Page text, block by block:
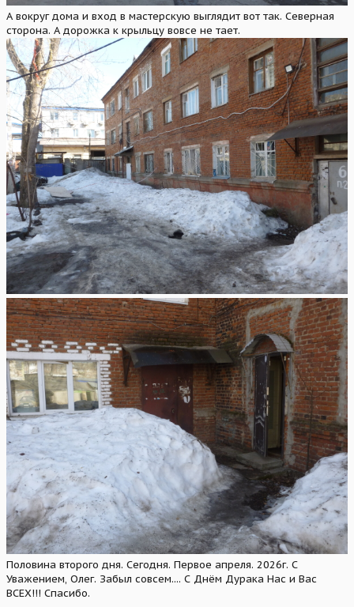
А вокруг дома и вход в мастерскую выглядит вот так. Северная
сторона. А дорожка к крыльцу вовсе не тает.
Половина второго дня. Сегодня. Первое апреля. 2026г. С
Уважением, Олег. Забыл совсем.... С Днём Дурака Нас и Вас
ВСЕХ!!! Спасибо.